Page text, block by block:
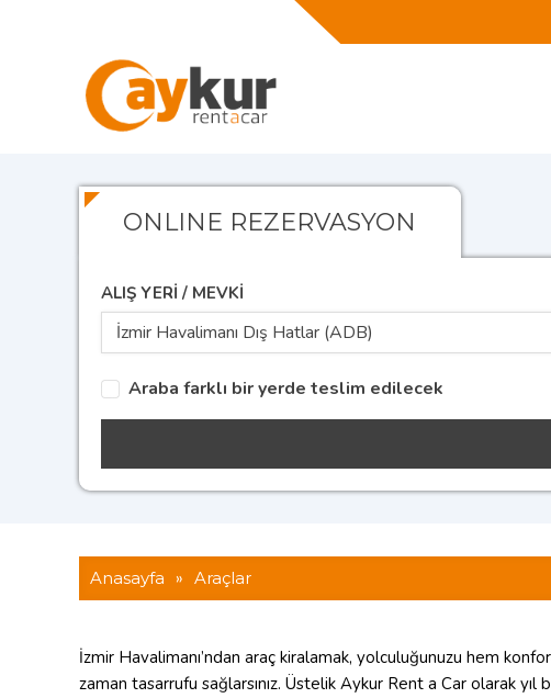
ONLINE REZERVASYON
ALIŞ YERİ / MEVKİ
İzmir Havalimanı Dış Hatlar (ADB)
Araba farklı bir yerde teslim edilecek
Anasayfa » Araçlar
İzmir Havalimanı’ndan araç kiralamak, yolculuğunuzu hem
zaman tasarrufu sağlarsınız. Üstelik Aykur Rent a Car olarak